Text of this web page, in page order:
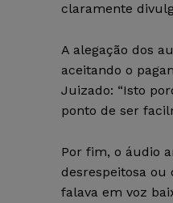
claramente
A alegação dos
aceitando o
Juizado: “Isto
ponto de ser
Por fim, o áudio
desrespeitosa
falava em voz